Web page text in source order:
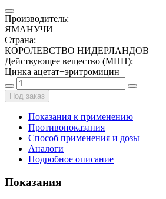
Производитель:
ЯМАНУЧИ
Страна:
КОРОЛЕВСТВО НИДЕРЛАНДОВ
Действующее вещество (МНН):
Цинка ацетат+эритромицин
Под заказ
Показания к применению
Противопоказания
Способ применения и дозы
Аналоги
Подробное описание
Показания